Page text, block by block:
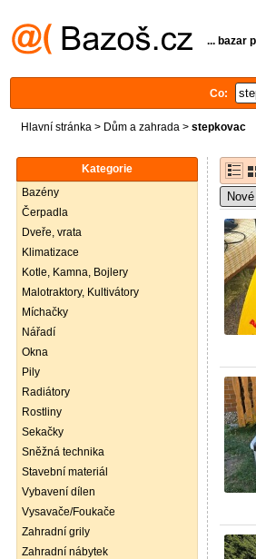
... bazar
Co:
Hlavní stránka > Dům a zahrada > stepkovac
Kategorie
Bazény
Čerpadla
Dveře, vrata
Klimatizace
Kotle, Kamna, Bojlery
Malotraktory, Kultivátory
Míchačky
Nářadí
Okna
Pily
Radiátory
Rostliny
Sekačky
Sněžná technika
Stavební materiál
Vybavení dílen
Vysavače/Foukače
Zahradní grily
Zahradní nábytek